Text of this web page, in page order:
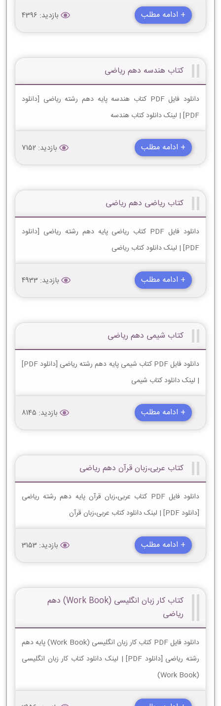
+ ادامه مطلب بازدید: 4396
کتاب هندسه دهم ریاضی
دانلود فایل PDF کتاب هندسه پایه دهم رشته ریاضی [دانلود
PDF] | لینک دانلود کتاب هندسه
+ ادامه مطلب بازدید: 7152
کتاب ریاضی دهم ریاضی
دانلود فایل PDF کتاب ریاضی پایه دهم رشته ریاضی [دانلود
PDF] | لینک دانلود کتاب ریاضی
+ ادامه مطلب بازدید: 4933
کتاب شیمی دهم ریاضی
دانلود فایل PDF کتاب شیمی پایه دهم رشته ریاضی [دانلود PDF]
| لینک دانلود کتاب شیمی
+ ادامه مطلب بازدید: 8145
کتاب عربی،زبان قرآن دهم ریاضی
دانلود فایل PDF کتاب عربی،زبان قرآن پایه دهم رشته ریاضی
[دانلود PDF] | لینک دانلود کتاب عربی،زبان قرآن
+ ادامه مطلب بازدید: 3153
کتاب کار زبان انگلیسی (Work Book) دهم
ریاضی
دانلود فایل PDF کتاب کار زبان انگلیسی (Work Book) پایه دهم
رشته ریاضی [دانلود PDF] | لینک دانلود کتاب کار زبان انگلیسی
(Work Book)